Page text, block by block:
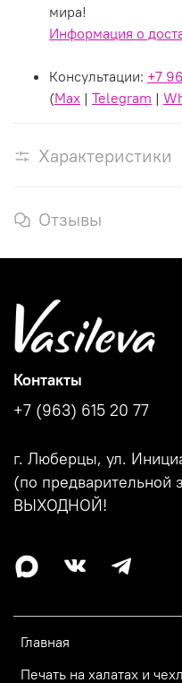
мира!
Информация о
Консультации: +7
(Max | Telegram |
Характеристики
Отзывы
Главная
Печать на халатах и
Контакты
+7 (963) 615 20 77
г. Люберцы, ул.
(по предварительной
ВЫХОДНОЙ!